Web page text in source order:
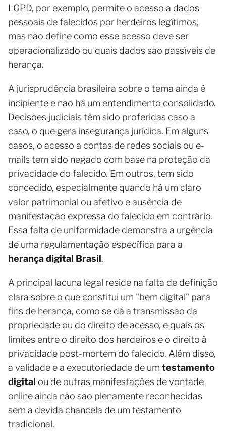
LGPD, por exemplo, permite o acesso a dados
pessoais de falecidos por herdeiros legítimos,
mas não define como esse acesso deve ser
operacionalizado ou quais dados são passíveis de
herança.
A jurisprudência brasileira sobre o tema ainda é
incipiente e não há um entendimento consolidado.
Decisões judiciais têm sido proferidas caso a
caso, o que gera insegurança jurídica. Em alguns
casos, o acesso a contas de redes sociais ou e-
mails tem sido negado com base na proteção da
privacidade do falecido. Em outros, tem sido
concedido, especialmente quando há um claro
valor patrimonial ou afetivo e ausência de
manifestação expressa do falecido em contrário.
Essa falta de uniformidade demonstra a urgência
de uma regulamentação específica para a
herança digital Brasil.
A principal lacuna legal reside na falta de definição
clara sobre o que constitui um "bem digital" para
fins de herança, como se dá a transmissão da
propriedade ou do direito de acesso, e quais os
limites entre o direito dos herdeiros e o direito à
privacidade post-mortem do falecido. Além disso,
a validade e a executoriedade de um testamento
digital ou de outras manifestações de vontade
online ainda não são plenamente reconhecidas
sem a devida chancela de um testamento
tradicional.